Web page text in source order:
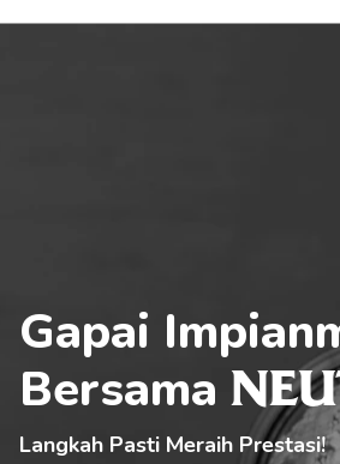
Gapai
Bersama
Langkah Pasti Meraih Prestasi!